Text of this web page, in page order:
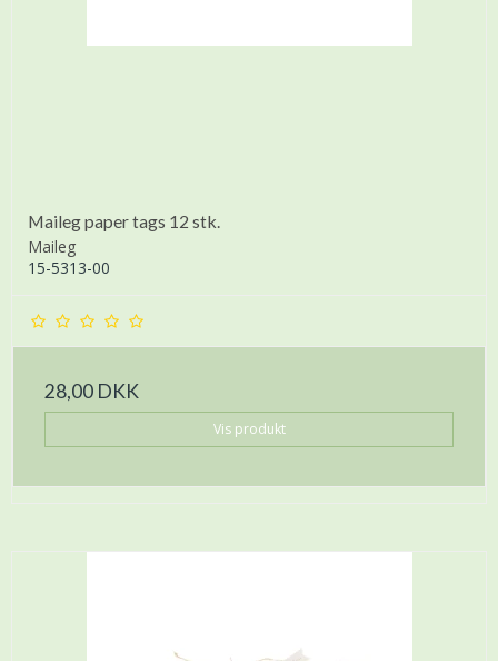
Maileg paper tags 12 stk.
Maileg
15-5313-00
28,00 DKK
Vis produkt